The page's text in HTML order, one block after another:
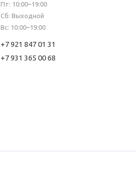
Пт: 10:00–19:00
Сб: Выходной
Вс: 10:00–19:00
+7 921 847 01 31
+7 931 365 00 68